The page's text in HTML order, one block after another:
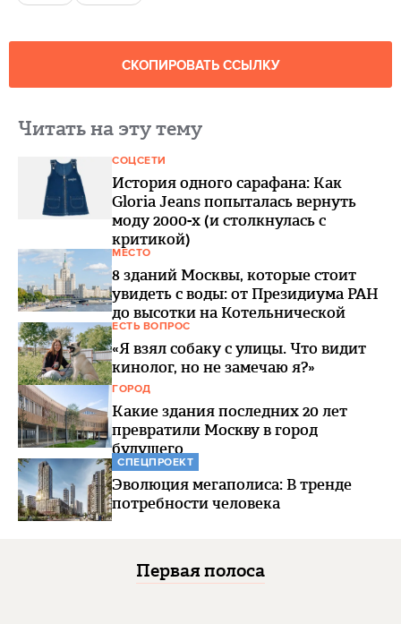
СКОПИРОВАТЬ ССЫЛКУ
Читать на эту тему
СОЦСЕТИ
История одного сарафана: Как
Gloria Jeans попыталась вернуть
моду 2000-х (и столкнулась с
критикой)
МЕСТО
8 зданий Москвы, которые стоит
увидеть с воды: от Президиума РАН
до высотки на Котельнической
ЕСТЬ ВОПРОС
«Я взял собаку с улицы. Что видит
кинолог, но не замечаю я?»
ГОРОД
Какие здания последних 20 лет
превратили Москву в город
будущего
СПЕЦПРОЕКТ
Эволюция мегаполиса: В тренде
потребности человека
Первая полоса